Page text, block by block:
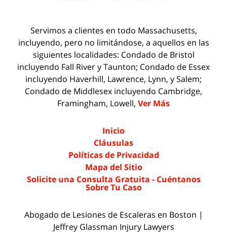
Servimos a clientes en todo Massachusetts,
incluyendo, pero no limitándose, a aquellos en las
siguientes localidades: Condado de Bristol
incluyendo Fall River y Taunton; Condado de Essex
incluyendo Haverhill, Lawrence, Lynn, y Salem;
Condado de Middlesex incluyendo Cambridge,
Framingham, Lowell, Ver Más
Inicio
Cláusulas
Políticas de Privacidad
Mapa del Sitio
Solicite una Consulta Gratuita - Cuéntanos
Sobre Tu Caso
Abogado de Lesiones de Escaleras en Boston |
Jeffrey Glassman Injury Lawyers